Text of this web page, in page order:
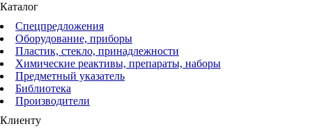
Каталог
Спецпредложения
Оборудование, приборы
Пластик, стекло, принадлежности
Химические реактивы, препараты, наборы
Предметный указатель
Библиотека
Производители
Клиенту